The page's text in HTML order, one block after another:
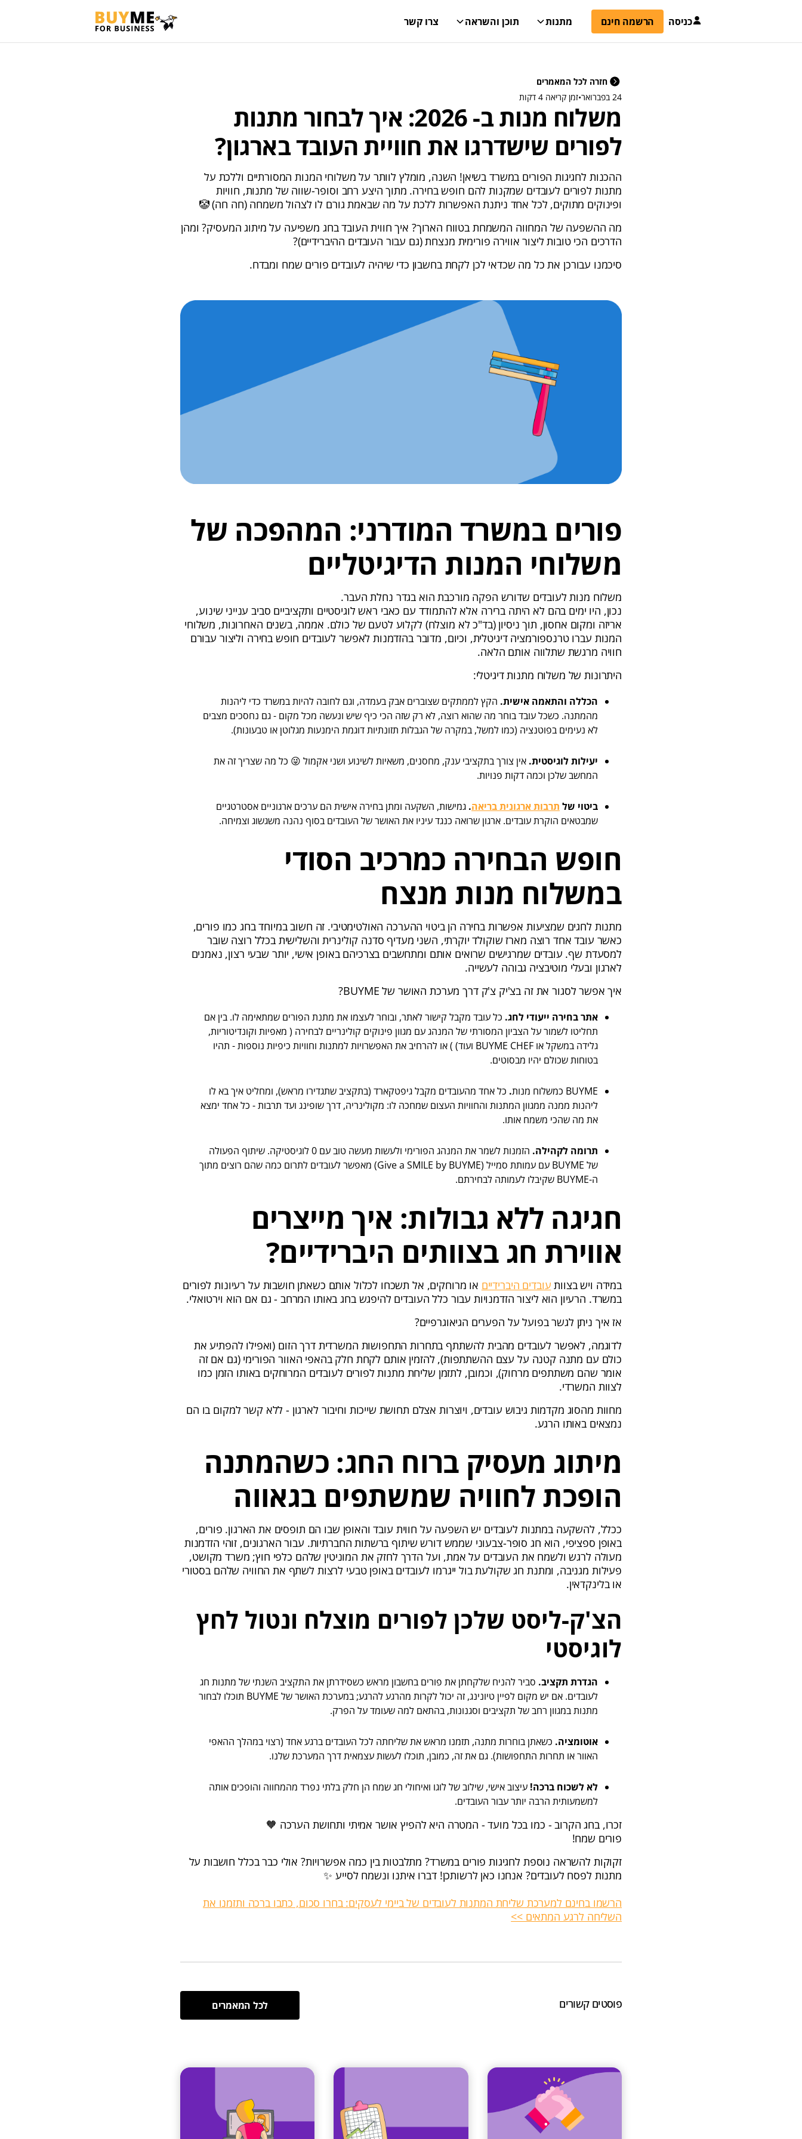
צרו קשר תוכן והשראה מתנות הרשמה חינם כניסה
חזרה לכל המאמרים
24 בפברואר
•זמן קריאה 4 דקות
משלוח מנות ב- 2026: איך לבחור מתנות
לפורים שישדרגו את חוויית העובד בארגון?
ההכנות לחגיגות הפורים במשרד בשיאן! השנה, מומלץ לוותר על משלוחי המנות המסורתיים וללכת על
מתנות לפורים לעובדים שמקנות להם חופש בחירה. מתוך היצע רחב וסופר-שווה של מתנות, חוויות
ופינוקים מתוקים, לכל אחד ניתנת האפשרות ללכת על מה שבאמת גורם לו לצהול משמחה (חה חה) 🤡
מה ההשפעה של המחווה המשמחת בטווח הארוך? איך חווית העובד בחג משפיעה על מיתוג המעסיק? ומהן
הדרכים הכי טובות ליצור אווירה פורימית מנצחת (גם עבור העובדים ההיברידיים)?
סיכמנו עבורכן את כל מה שכדאי לכן לקחת בחשבון כדי שיהיה לעובדים פורים שמח ומבדח.
פורים במשרד המודרני: המהפכה של
משלוחי המנות הדיגיטליים
משלוח מנות לעובדים שדורש הפקה מורכבת הוא בגדר נחלת העבר.
נכון, היו ימים בהם לא היתה ברירה אלא להתמודד עם כאבי ראש לוגיסטיים ותקציביים סביב ענייני שינוע,
אריזה ומקום אחסון, תוך ניסיון (בד"כ לא מוצלח) לקלוע לטעם של כולם. אממה, בשנים האחרונות, משלוחי
המנות עברו טרנספורמציה דיגיטלית, וכיום, מדובר בהזדמנות לאפשר לעובדים חופש בחירה וליצור עבורם
חוויה מרגשת שתלווה אותם הלאה.
היתרונות של משלוח מתנות דיגיטלי:
הכללה והתאמה אישית. הקץ לממתקים שצוברים אבק בעמדה, וגם לחובה להיות במשרד כדי ליהנות
מהמתנה. כשכל עובד בוחר מה שהוא רוצה, לא רק שזה הכי כיף שיש ונעשה מכל מקום - גם נחסכים מצבים
לא נעימים בפוטנציה (כמו למשל, במקרה של הגבלות תזונתיות דוגמת הימנעות מגלוטן או טבעונות).
יעילות לוגיסטית. אין צורך בתקציבי ענק, מחסנים, משאיות לשינוע ושני אקמול 😜 כל מה שצריך זה את
המחשב שלכן וכמה דקות פנויות.
ביטוי של תרבות ארגונית בריאה. גמישות, השקעה ומתן בחירה אישית הם ערכים ארגוניים אסטרטגיים
שמבטאים הוקרת עובדים. ארגון שרואה כנגד עיניו את האושר של העובדים בסוף נהנה משגשוג וצמיחה.
חופש הבחירה כמרכיב הסודי
במשלוח מנות מנצח
מתנות לחגים שמציעות אפשרות בחירה הן ביטוי ההערכה האולטימטיבי. זה חשוב במיוחד בחג כמו פורים,
כאשר עובד אחד רוצה מארז שוקולד יוקרתי, השני מעדיף סדנה קולינרית והשלישית בכלל רוצה שובר
למסעדת שף. עובדים שמרגישים שרואים אותם ומתחשבים בצרכיהם באופן אישי, יותר שבעי רצון, נאמנים
לארגון ובעלי מוטיבציה גבוהה לעשייה.
איך אפשר לסגור את זה בצ'יק צ'ק דרך מערכת האושר של BUYME?
אתר בחירה ייעודי לחג. כל עובד מקבל קישור לאתר, ובוחר לעצמו את מתנת הפורים שמתאימה לו. בין אם
תחליטו לשמור על הצביון המסורתי של המנהג עם מגוון פינוקים קולינריים לבחירה ( מאפיות וקונדיטוריות,
גלידה במשקל או BUYME CHEF ועוד) ) או להרחיב את האפשרויות למתנות וחוויות כיפיות נוספות - תהיו
בטוחות שכולם יהיו מבסוטים.
BUYME כמשלוח מנות . כל אחד מהעובדים מקבל גיפטקארד (בתקציב שתגדירו מראש), ומחליט איך בא לו
ליהנות ממנה ממגוון המתנות והחוויות העצום שמחכה לו: מקולינריה, דרך שופינג ועד תרבות - כל אחד ימצא
את מה שהכי משמח אותו.
תרומה לקהילה.
הזמנות לשמר את המנהג הפורימי ולעשות מעשה טוב עם 0 לוגיסטיקה. שיתוף הפעולה
של BUYME עם עמותת סמייל (Give a SMILE‎ by BUYME) מאפשר לעובדים לתרום כמה שהם רוצים מתוך
ה-BUYME שקיבלו לעמותה לבחירתם.
חגיגה ללא גבולות: איך מייצרים
אווירת חג בצוותים היברידיים?
במידה ויש בצוות עובדים היברידיים או מרוחקים, אל תשכחו לכלול אותם כשאתן חושבות על רעיונות לפורים
במשרד. הרעיון הוא ליצור הזדמנויות עבור כלל העובדים להיפגש בחג באותו המרחב - גם אם הוא וירטואלי.
אז איך ניתן לגשר בפועל על הפערים הגיאוגרפיים?
לדוגמה, לאפשר לעובדים מהבית להשתתף בתחרות התחפושות המשרדית דרך הזום (ואפילו להפתיע את
כולם עם מתנה קטנה על עצם ההשתתפות), להזמין אותם לקחת חלק בהאפי האוור הפורימי (גם אם זה
אומר שהם משתתפים מרחוק), וכמובן, לתזמן שליחת מתנות לפורים לעובדים המרוחקים באותו הזמן כמו
לצוות המשרדי.
מחוות מהסוג מקדמות גיבוש עובדים, ויוצרות אצלם תחושת שייכות וחיבור לארגון - ללא קשר למקום בו הם
נמצאים באותו הרגע.
מיתוג מעסיק ברוח החג: כשהמתנה
הופכת לחוויה שמשתפים בגאווה
ככלל, להשקעה במתנות לעובדים יש השפעה על חווית עובד והאופן שבו הם תופסים את הארגון. פורים,
באופן ספציפי, הוא חג סופר-צבעוני שממש דורש שיתוף ברשתות החברתיות. עבור הארגונים, זוהי הזדמנות
מעולה לרגש ולשמח את העובדים על אמת, ועל הדרך לחזק את המוניטין שלהם כלפי חוץ; משרד מקושט,
פעילות מגניבה, ומתנת חג שקולעת בול ייגרמו לעובדים באופן טבעי לרצות לשתף את החוויה שלהם בסטורי
או בלינקדאין.
הצ'ק-ליסט שלכן לפורים מוצלח ונטול לחץ
לוגיסטי
הגדרת תקציב. סביר להניח שלקחתן את פורים בחשבון מראש כשסידרתן את התקציב השנתי של מתנות חג
לעובדים. אם יש מקום לפיין טיונינג, זה יכול לקרות מהרגע להרגע; במערכת האושר של BUYME תוכלו לבחור
מתנות במגוון רחב של תקציבים וסגנונות, בהתאם למה שעומד על הפרק.
אוטומציה. כשאתן בוחרות מתנה, תזמנו מראש את שליחתה לכל העובדים ברגע אחד (רצוי במהלך ההאפי
האוור או תחרות התחפושות). גם את זה, כמובן, תוכלו לעשות עצמאית דרך המערכת שלנו.
לא לשכוח ברכה! עיצוב אישי, שילוב של לוגו ואיחולי חג שמח הן חלק בלתי נפרד מהמחווה והופכים אותה
למשמעותית הרבה יותר עבור העובדים.
זכרו, בחג הקרוב - כמו בכל מועד - המטרה היא להפיץ אושר אמיתי ותחושת הערכה 🧡
פורים שמח!
זקוקות להשראה נוספת לחגיגות פורים במשרד? מתלבטות בין כמה אפשרויות? אולי כבר בכלל חושבות על
מתנות לפסח לעובדים? אנחנו כאן לרשותכן! דברו איתנו ונשמח לסייע ✨
הרשמו בחינם למערכת שליחת המתנות לעובדים של ביימי לעסקים: בחרו סכום, כתבו ברכה ותזמנו את
השליחה לרגע המתאים >>
פוסטים קשורים לכל המאמרים